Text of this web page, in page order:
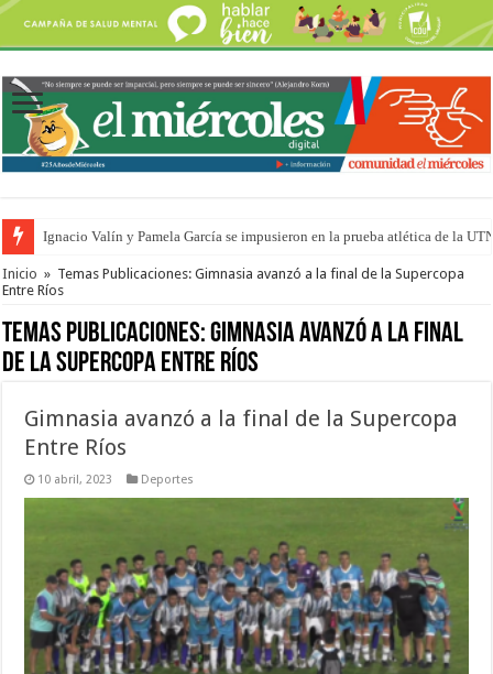
Ignacio Valín y Pamela García se impusieron en la prueba atlética de la
Traigo el litoral en mi canción: 100 años de Aníbal Sampayo
Inicio » Temas Publicaciones: Gimnasia avanzó a la final de la Supercopa
Entre Ríos
Temas Publicaciones:Gimnasia avanzó a la final
de la Supercopa Entre Ríos
Gimnasia avanzó a la final de la Supercopa
Entre Ríos
10 abril, 2023 Deportes